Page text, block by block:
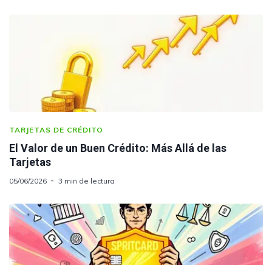
TARJETAS DE CRÉDITO
El Valor de un Buen Crédito: Más Allá de las
Tarjetas
05/06/2026 3 min de lectura